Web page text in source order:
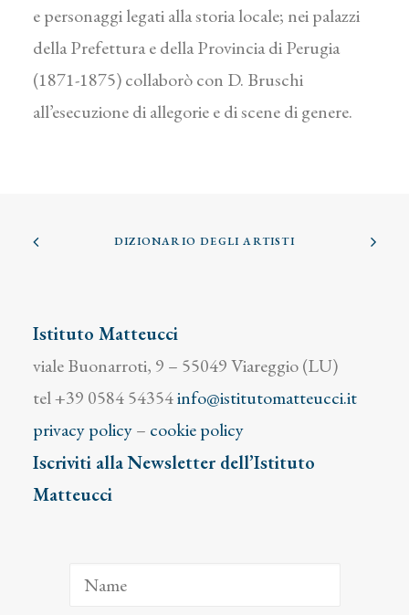
e personaggi legati alla storia locale; nei palazzi
della Prefettura e della Provincia di Perugia
(1871-1875) collaborò con D. Bruschi
all’esecuzione di allegorie e di scene di genere.
DIZIONARIO DEGLI ARTISTI
Istituto Matteucci
viale Buonarroti, 9 – 55049 Viareggio (LU)
tel +39 0584 54354info@istitutomatteucci.it
privacy policy– cookie policy
Iscriviti alla Newsletter dell’Istituto
Matteucci